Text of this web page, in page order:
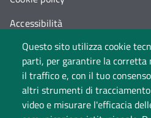
Questo sito utilizza cookie
parti, per garantire la corretta
il traffico e, con il tuo
altri strumenti di
video e misurare l'efficacia
Accessibilità
Cambia idea sui cookie
Dati di monitoraggio